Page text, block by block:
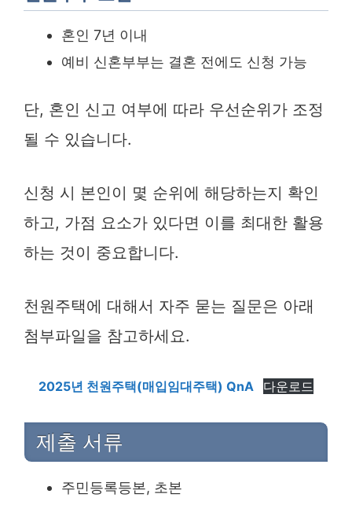
혼인 7년 이내
예비 신혼부부는 결혼 전에도 신청 가능
단, 혼인 신고 여부에 따라 우선순위가 조정
될 수 있습니다.
신청 시 본인이 몇 순위에 해당하는지 확인
하고, 가점 요소가 있다면 이를 최대한 활용
하는 것이 중요합니다.
천원주택에 대해서 자주 묻는 질문은 아래
첨부파일을 참고하세요.
2025년 천원주택(매입임대주택) QnA 다운로드
제출 서류
주민등록등본, 초본